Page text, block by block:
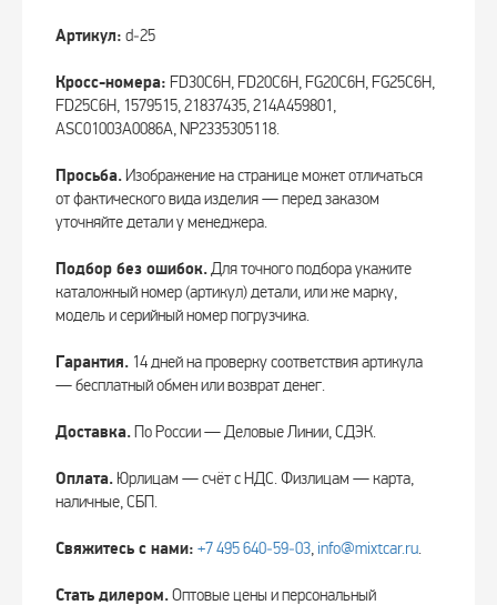
Артикул: d‑25
Кросс-номера: FD30C6H, FD20C6H, FG20C6H, FG25C6H,
FD25C6H, 1579515, 21837435, 214A459801,
ASC01003A0086A, NP2335305118.
Просьба.Изображение на странице может отличаться
от фактического вида изделия — перед заказом
уточняйте детали у менеджера.
Подбор без ошибок.Для точного подбора укажите
каталожный номер (артикул) детали, или же марку,
модель и серийный номер погрузчика.
Гарантия. 14 дней на проверку соответствия артикула
— бесплатный обмен или возврат денег.
Доставка.По России — Деловые Линии, СДЭК.
Оплата. Юрлицам — счёт с НДС. Физлицам — карта,
наличные, СБП.
Свяжитесь с нами: +7 495 640‑59‑03, info@mixtcar.ru.
Стать дилером.Оптовые цены и персональный